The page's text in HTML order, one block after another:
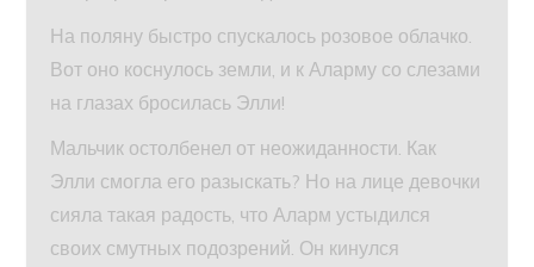
На поляну быстро спускалось розовое облачко.
Вот оно коснулось земли, и к Аларму со слезами
на глазах бросилась Элли!
Мальчик остолбенел от неожиданности. Как
Элли смогла его разыскать? Но на лице девочки
сияла такая радость, что Аларм устыдился
своих смутных подозрений. Он кинулся